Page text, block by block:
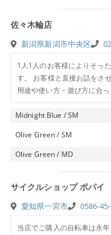
佐々木輪店
新潟県新潟市中央区
1人1人のお客様によりそっ
す。 お客様と直接お話をさ
用途や使い方・遊び方に合
Midnight Blue / SM
Olive Green / SM
Olive Green / MD
サイクルショップ ポパイ
愛知県一宮市 0586-
当店でご購入の自転車は永